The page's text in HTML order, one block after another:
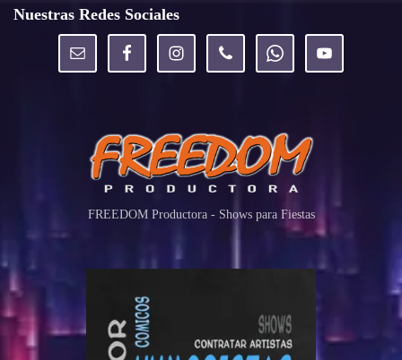
Nuestras Redes Sociales
FREEDOM Productora - Shows para Fiestas